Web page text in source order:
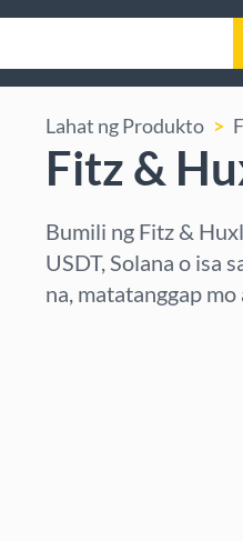
Lahat ng Produkto
Fitz &
Bumili ng Fitz &
USDT, Solana o isa
na, matatanggap